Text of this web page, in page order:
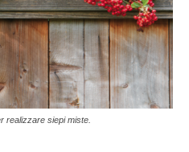
realizzare siepi miste.